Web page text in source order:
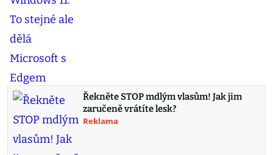
Řekněte STOP mdlým vlasům! Jak jim
zaručeně vrátíte lesk?
Reklama